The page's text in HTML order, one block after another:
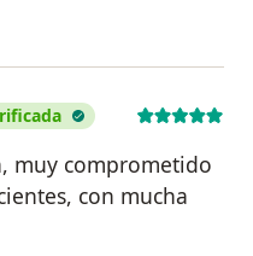
muy comprometido
con mucha